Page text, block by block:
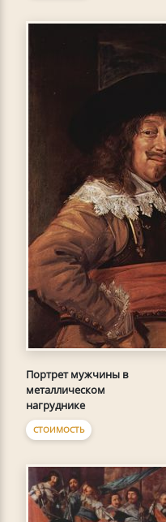
Портрет мужчины в
металлическом
нагруднике
СТОИМОСТЬ